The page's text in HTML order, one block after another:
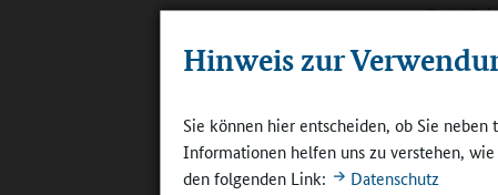
Hinweis zur
Sie können hier entscheiden, ob Sie
Informationen helfen uns zu verstehen,
den folgenden Link:
Datenschutz
Petra
Bilingual
gehören
der